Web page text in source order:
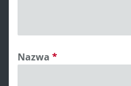
Nazwa *